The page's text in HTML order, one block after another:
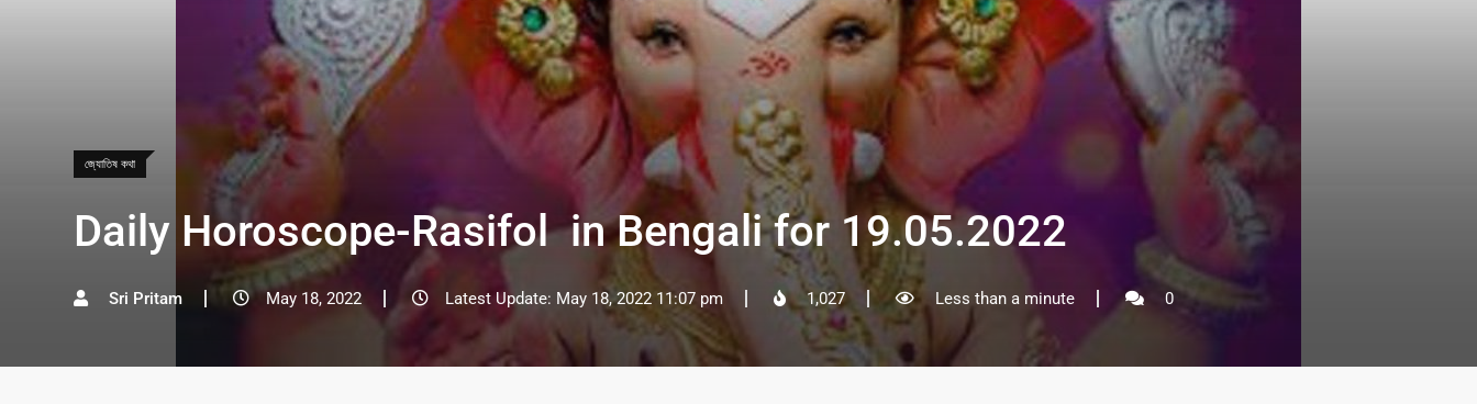
জ্যোতিষ কথা
Daily Horoscope-Rasifol in Bengali for 19.05.2022
Sri Pritam May 18, 2022 Latest Update: May 18, 2022 11:07 pm 1,027 Less than a minute 0